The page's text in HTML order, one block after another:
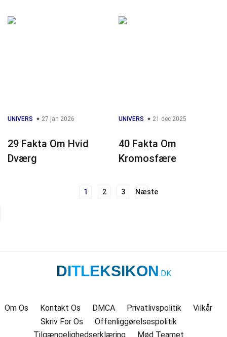
UNIVERS 27 jan 2026
29 Fakta Om Hvid
Dværg
UNIVERS 21 dec 2025
40 Fakta Om
Kromosfære
1 2 3 Næste
DITLEKSIKON.DK
Om Os Kontakt Os DMCA Privatlivspolitik
Vilkår
Skriv For Os
Offenliggørelsespolitik
Tilgængelighedserklæring
Mød Teamet